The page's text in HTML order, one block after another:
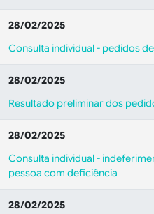
28/02/2025
Consulta individual - pedidos
28/02/2025
Resultado preliminar dos
28/02/2025
Consulta individual -
pessoa com deficiência
28/02/2025